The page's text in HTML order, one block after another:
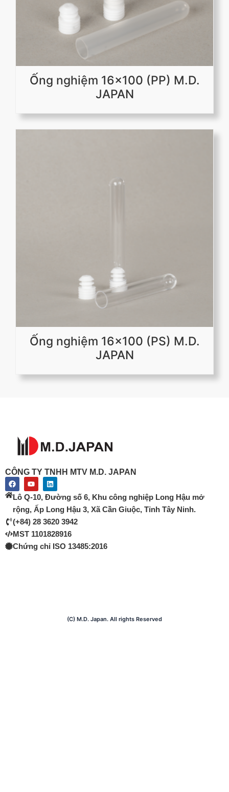
Ống nghiệm 16x100 (PP) M.D.
JAPAN
Ống nghiệm 16x100 (PS) M.D.
JAPAN
CÔNG TY TNHH MTV M.D. JAPAN
F
a
c
e
b
o
k
Y
o
u
t
u
b
e
L
i
n
k
e
i
n
Lô Q-10, Đường số 6, Khu công nghiệp Long Hậu mở
rộng, Ấp Long Hậu 3, Xã Cần Giuộc, Tỉnh Tây Ninh.
(+84) 28 3620 3942
MST 1101828916
Chứng chỉ ISO 13485:2016
(C) M.D. Japan. All rights Reserved